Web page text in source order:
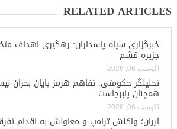
RELATED ARTICLES
خبرگزاری سپاه پاسداران: رهگیری اهداف
جزیره قشم
آگوست 06, 2026
تحلیلگر حکومتی: تفاهم هرمز پایان بحران
همچنان پابرجاست
آگوست 06, 2026
ایران؛ واکنش ترامپ و معاونش به اقدام